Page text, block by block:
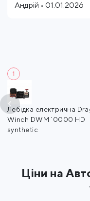
Андрій • 01.01.2026
1
Лебідка електрична
Winch DWM 10000 HD
synthetic
Ціни на